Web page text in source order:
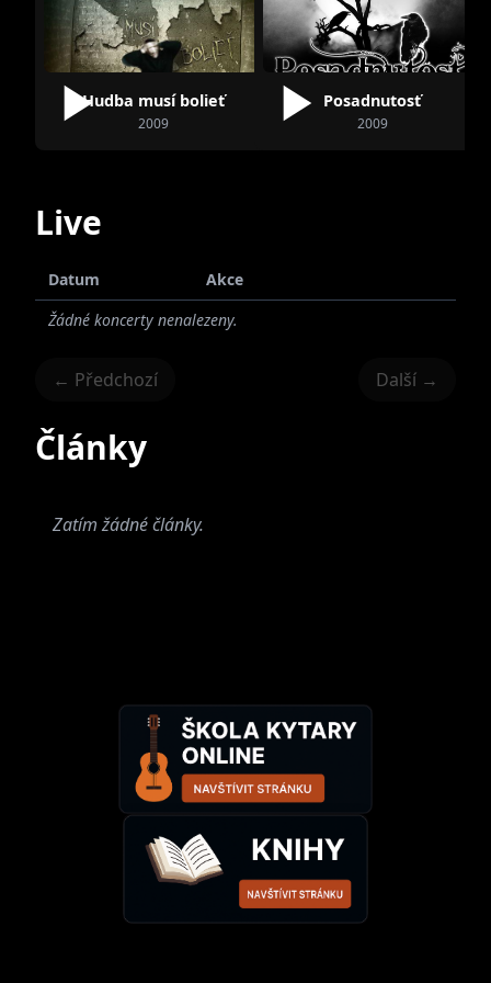
Hudba musí bolieť
2009
Posadnutosť
2009
Live
Datum
Akce
Žádné koncerty nenalezeny.
← Předchozí Další →
Články
Zatím žádné články.